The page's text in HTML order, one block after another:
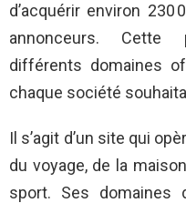
d’acquérir environ 230
annonceurs. Cette
différents domaines
chaque société
Il s’agit d’un site qui
du voyage, de la
sport. Ses domaines